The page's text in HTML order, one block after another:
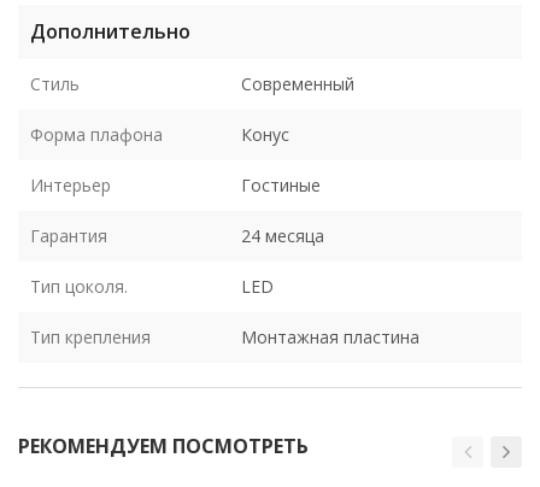
Дополнительно
Стиль Современный
Форма плафона Конус
Интерьер Гостиные
Гарантия 24 месяца
Тип цоколя. LED
Тип крепления Монтажная пластина
РЕКОМЕНДУЕМ ПОСМОТРЕТЬ